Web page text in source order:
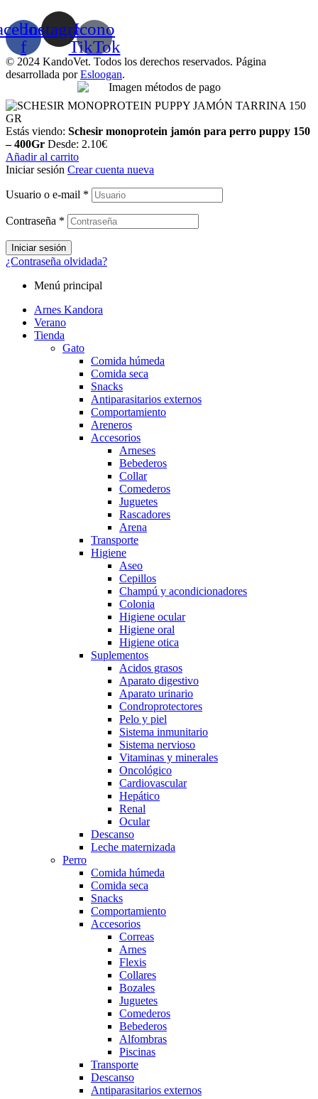
f
InstagramIcono
TikTok
© 2024 KandoVet. Todos los derechos reservados. Página
desarrollada porEsloogan.
Estás viendo: Schesir monoprotein jamón para perro puppy 150
– 400Gr Desde: 2.10€
Añadir al carrito
Iniciar sesión Crear cuenta nueva
Usuario o e-mail *
Contraseña *
Iniciar sesión
¿Contraseña olvidada?
Menú principal
Arnes Kandora
Verano
Tienda
Gato
Comida húmeda
Comida seca
Snacks
Antiparasitarios externos
Comportamiento
Areneros
Accesorios
Arneses
Bebederos
Collar
Comederos
Juguetes
Rascadores
Arena
Transporte
Higiene
Aseo
Cepillos
Champú y acondicionadores
Colonia
Higiene ocular
Higiene oral
Higiene otica
Suplementos
Acidos grasos
Aparato digestivo
Aparato urinario
Condroprotectores
Pelo y piel
Sistema inmunitario
Sistema nervioso
Vitaminas y minerales
Oncológico
Cardiovascular
Hepático
Renal
Ocular
Descanso
Leche maternizada
Perro
Comida húmeda
Comida seca
Snacks
Comportamiento
Accesorios
Correas
Arnes
Flexis
Collares
Bozales
Juguetes
Comederos
Bebederos
Alfombras
Piscinas
Transporte
Descanso
Antiparasitarios externos